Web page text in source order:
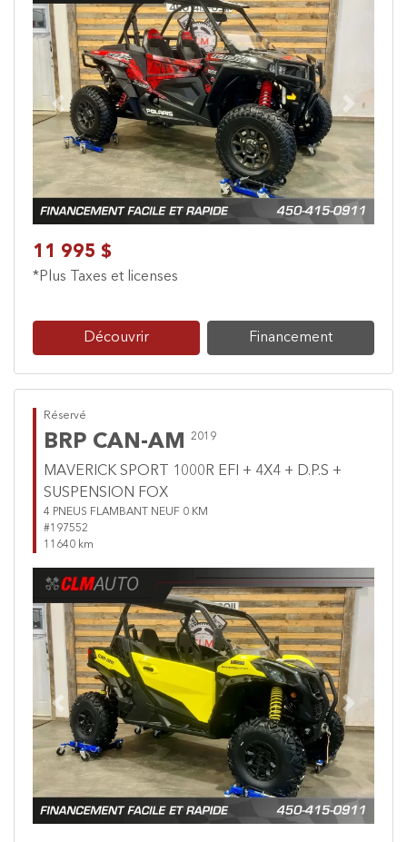
Previous Next
11 995 $
*Plus Taxes et licenses
Découvrir Financement
Réservé
BRP CAN-AM 2019
MAVERICK SPORT 1000R EFI + 4X4 + D.P.S +
SUSPENSION FOX
4 PNEUS FLAMBANT NEUF 0 KM
#197552
11640 km
Previous Next